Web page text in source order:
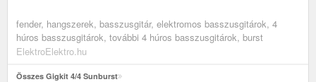
fender, hangszerek, basszusgitár, elektromos basszusgitárok, 4
húros basszusgitárok, további 4 húros basszusgitárok, burst
ElektroElektro.hu
Összes Gigkit 4/4 Sunburst